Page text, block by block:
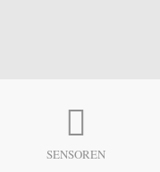
SENSOREN